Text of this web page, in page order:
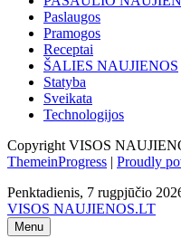
Paslaugos
Pramogos
Receptai
ŠALIES NAUJIENOS
Statyba
Sveikata
Technologijos
Copyright VISOS
ThemeinProgress | Proudly
Penktadienis, 7 rugpjūčio
VISOS NAUJIENOS.LT
Menu